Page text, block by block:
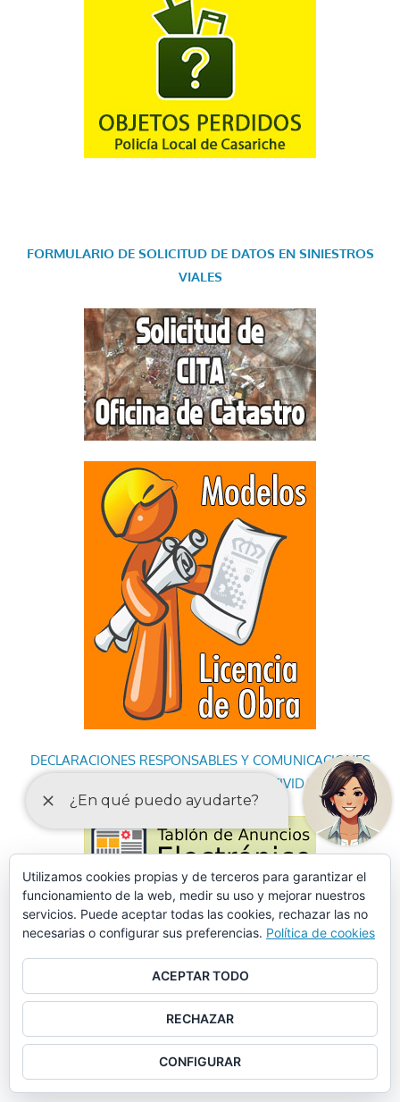
FORMULARIO DE SOLICITUD DE DATOS EN SINIESTROS
VIALES
DECLARACIONES RESPONSABLES Y COMUNICACIONES
PREVIAS PARA EL EJERCICIO DE ACTIVIDADES
Utilizamos cookies propias y de terceros para garantizar el
funcionamiento de la web, medir su uso y mejorar nuestros
servicios. Puede aceptar todas las cookies, rechazar las no
necesarias o configurar sus preferencias. Política de cookies
ACEPTAR TODO
RECHAZAR
CONFIGURAR